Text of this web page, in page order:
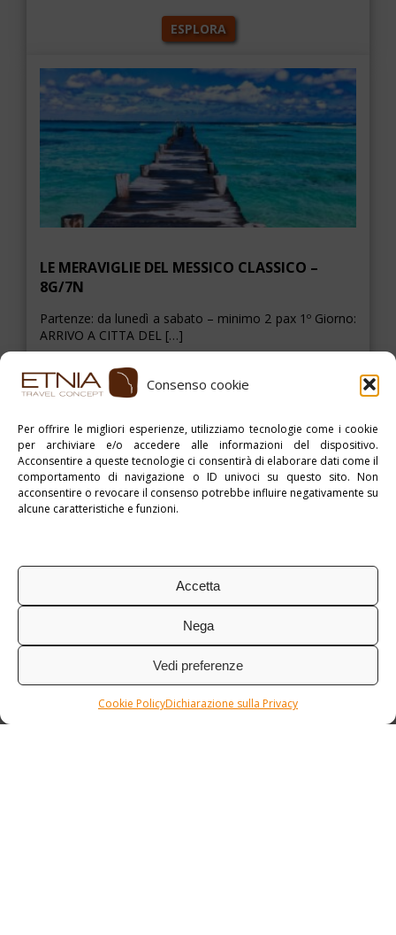
Consenso cookie
Per offrire le migliori esperienze, utilizziamo tecnologie come i cookie
per archiviare e/o accedere alle informazioni del dispositivo.
Acconsentire a queste tecnologie ci consentirà di elaborare dati come il
comportamento di navigazione o ID univoci su questo sito. Non
acconsentire o revocare il consenso potrebbe influire negativamente su
alcune caratteristiche e funzioni.
Accetta
Nega
Vedi preferenze
Cookie PolicyDichiarazione sulla Privacy
ESPLORA
LE MERAVIGLIE DEL MESSICO CLASSICO –
8G/7N
Partenze: da lunedì a sabato – minimo 2 pax 1º Giorno:
ARRIVO A CITTA DEL […]
> >